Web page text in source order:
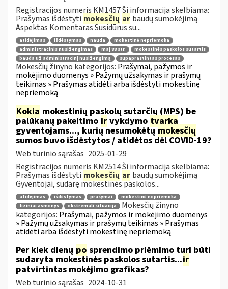
Registracijos numeris KM1457 Ši informacija skelbiama:
Prašymas išdėstyti mokesčių ar baudų sumokėjimą
Aspektas Komentaras Susidūrus su...
atidėjimas išdėstymas nauda
mokestinė nepriemoka
administracinis nusižengimas
maį 88 str.
mokestinės paskolos sutartis
bauda už administracinį nusižengimą
supaprastintas procesas
Mokesčių žinyno kategorijos: Prašymai, pažymos ir
mokėjimo duomenys » Pažymų užsakymas ir prašymų
teikimas » Prašymas atidėti arba išdėstyti mokestinę
nepriemoką
Kokia mokestinių paskolų sutarčių (MPS) be
palūkanų pakeitimo ir vykdymo tvarka
gyventojams..., kurių nesumokėtųmokesčių
sumos buvo išdėstytos / atidėtos dėl COVID-19?
Web turinio sąrašas 2025-01-29
Registracijos numeris KM2514 Ši informacija skelbiama:
Prašymas išdėstyti mokesčių ar baudų sumokėjimą
Gyventojai, sudarę mokestinės paskolos...
atidėjimas išdėstymas prašymai
mokestinė nepriemoka
fiziniai asmenys
ekstremali situacija
Mokesčių žinyno
kategorijos: Prašymai, pažymos ir mokėjimo duomenys
» Pažymų užsakymas ir prašymų teikimas » Prašymas
atidėti arba išdėstyti mokestinę nepriemoką
Per kiek dienų po sprendimo priėmimo turi būti
sudaryta mokestinės paskolos sutartis...ir
patvirtintas mokėjimo grafikas?
Web turinio sąrašas 2024-10-31